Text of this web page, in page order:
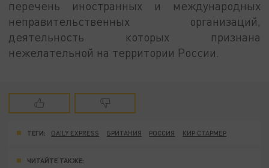
перечень иностранных и международных
неправительственных организаций,
деятельность которых признана
нежелательной на территории России.
ТЕГИ: DAILY EXPRESS БРИТАНИЯ РОССИЯ КИР СТАРМЕР
ЧИТАЙТЕ ТАКЖЕ: